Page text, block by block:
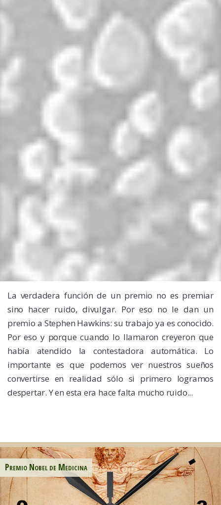
La verdadera función de un premio no es premiar
sino hacer ruido, divulgar. Por eso no le dan un
premio a Stephen Hawkins: su trabajo ya es conocido.
Por eso y porque cuando lo llamaron creyeron que
había atendido la contestadora automática. Lo
importante es que podemos ver nuestros sueños
convertirse en realidad sólo si primero logramos
despertar. Y en esta era hace falta mucho ruido...
Premio Nobel de Medicina